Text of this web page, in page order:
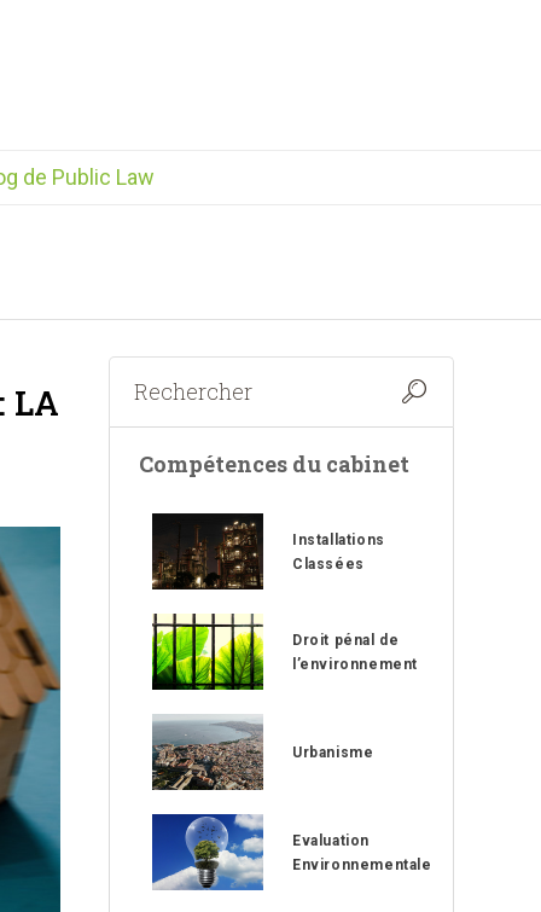
de Public Law
LA
Compétences du cabinet
Installations
Classées
Droit pénal de
l’environnement
Urbanisme
Evaluation
Environnementale